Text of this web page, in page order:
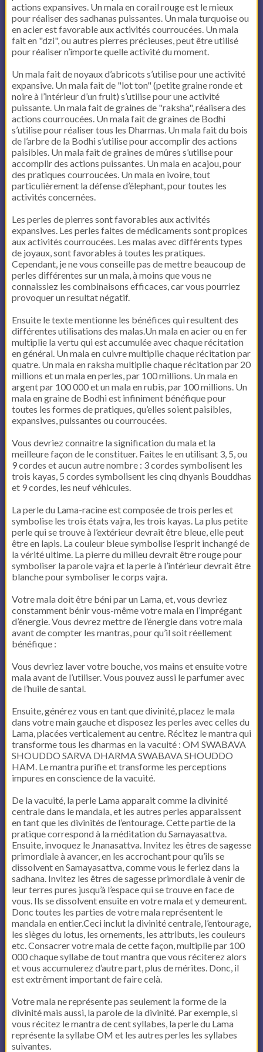
actions expansives. Un mala en corail rouge est le mieux
pour réaliser des sadhanas puissantes. Un mala turquoise ou
en acier est favorable aux activités courroucées. Un mala
fait en "dzi", ou autres pierres précieuses, peut être utilisé
pour réaliser n’importe quelle activité du moment.
Un mala fait de noyaux d’abricots s’utilise pour une activité
expansive. Un mala fait de "lot ton" (petite graine ronde et
noire à l’intérieur d’un fruit) s’utilise pour une activité
puissante. Un mala fait de graines de "raksha", réalisera des
actions courroucées. Un mala fait de graines de Bodhi
s’utilise pour réaliser tous les Dharmas. Un mala fait du bois
de l’arbre de la Bodhi s’utilise pour accomplir des actions
paisibles. Un mala fait de graines de mûres s’utilise pour
accomplir des actions puissantes. Un mala en acajou, pour
des pratiques courroucées. Un mala en ivoire, tout
particulièrement la défense d’élephant, pour toutes les
activités concernées.
Les perles de pierres sont favorables aux activités
expansives. Les perles faites de médicaments sont propices
aux activités courroucées. Les malas avec différents types
de joyaux, sont favorables à toutes les pratiques.
Cependant, je ne vous conseille pas de mettre beaucoup de
perles différentes sur un mala, à moins que vous ne
connaissiez les combinaisons efficaces, car vous pourriez
provoquer un resultat négatif.
Ensuite le texte mentionne les bénéfices qui resultent des
différentes utilisations des malas.Un mala en acier ou en fer
multiplie la vertu qui est accumulée avec chaque récitation
en général. Un mala en cuivre multiplie chaque récitation par
quatre. Un mala en raksha multiplie chaque récitation par 20
millions et un mala en perles, par 100 millions. Un mala en
argent par 100 000 et un mala en rubis, par 100 millions. Un
mala en graine de Bodhi est infiniment bénéfique pour
toutes les formes de pratiques, qu’elles soient paisibles,
expansives, puissantes ou courroucées.
Vous devriez connaitre la signification du mala et la
meilleure façon de le constituer. Faites le en utilisant 3, 5, ou
9 cordes et aucun autre nombre : 3 cordes symbolisent les
trois kayas, 5 cordes symbolisent les cinq dhyanis Bouddhas
et 9 cordes, les neuf véhicules.
La perle du Lama-racine est composée de trois perles et
symbolise les trois états vajra, les trois kayas. La plus petite
perle qui se trouve à l’extérieur devrait être bleue, elle peut
être en lapis. La couleur bleue symbolise l’esprit inchangé de
la vérité ultime. La pierre du milieu devrait être rouge pour
symboliser la parole vajra et la perle à l’intérieur devrait être
blanche pour symboliser le corps vajra.
Votre mala doit être béni par un Lama, et, vous devriez
constamment bénir vous-même votre mala en l’imprégant
d’énergie. Vous devrez mettre de l’énergie dans votre mala
avant de compter les mantras, pour qu’il soit réellement
bénéfique :
Vous devriez laver votre bouche, vos mains et ensuite votre
mala avant de l’utiliser. Vous pouvez aussi le parfumer avec
de l’huile de santal.
Ensuite, générez vous en tant que divinité, placez le mala
dans votre main gauche et disposez les perles avec celles du
Lama, placées verticalement au centre. Récitez le mantra qui
transforme tous les dharmas en la vacuité : OM SWABAVA
SHOUDDO SARVA DHARMA SWABAVA SHOUDDO
HAM. Le mantra purifie et transforme les perceptions
impures en conscience de la vacuité.
De la vacuité, la perle Lama apparait comme la divinité
centrale dans le mandala, et les autres perles apparaissent
en tant que les divinités de l’entourage. Cette partie de la
pratique correspond à la méditation du Samayasattva.
Ensuite, invoquez le Jnanasattva. Invitez les êtres de sagesse
primordiale à avancer, en les accrochant pour qu’ils se
dissolvent en Samayasattva, comme vous le feriez dans la
sadhana. Invitez les êtres de sagesse primordiale à venir de
leur terres pures jusqu’à l’espace qui se trouve en face de
vous. Ils se dissolvent ensuite en votre mala et y demeurent.
Donc toutes les parties de votre mala représentent le
mandala en entier.Ceci inclut la divinité centrale, l’entourage,
les sièges du lotus, les ornements, les attributs, les couleurs
etc. Consacrer votre mala de cette façon, multiplie par 100
000 chaque syllabe de tout mantra que vous réciterez alors
et vous accumulerez d’autre part, plus de mérites. Donc, il
est extrêment important de faire celà.
Votre mala ne représente pas seulement la forme de la
divinité mais aussi, la parole de la divinité. Par exemple, si
vous récitez le mantra de cent syllabes, la perle du Lama
représente la syllabe OM et les autres perles les syllabes
suivantes.